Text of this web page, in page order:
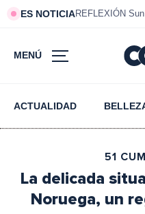
ES NOTICIAREFLEXIÓN
MENÚ
ACTUALIDAD
51
La delicada
Noruega, un